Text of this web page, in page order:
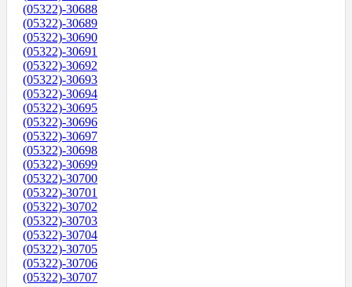
(05322)-30688
(05322)-30689
(05322)-30690
(05322)-30691
(05322)-30692
(05322)-30693
(05322)-30694
(05322)-30695
(05322)-30696
(05322)-30697
(05322)-30698
(05322)-30699
(05322)-30700
(05322)-30701
(05322)-30702
(05322)-30703
(05322)-30704
(05322)-30705
(05322)-30706
(05322)-30707